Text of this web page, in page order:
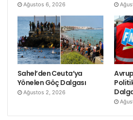
Ağustos 6, 2026
Sahel’den Ceuta’ya
Yönelen Göç Dalgası
Ağustos 2, 2026